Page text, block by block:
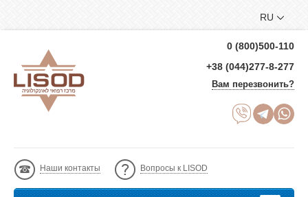
RU
0 (800)500-110
+38 (044)277-8-277
Вам перезвонить?
Наши контакты Вопросы к LISOD